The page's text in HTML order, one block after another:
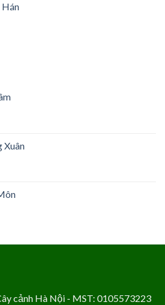
Hán
Xuân
cảnh Hà Nội - MST: 0105573223